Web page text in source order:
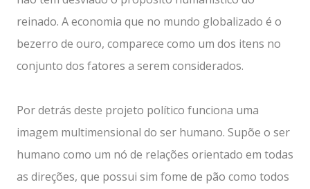
reinado. A economia que no mundo globalizado é o
bezerro de ouro, comparece como um dos itens no
conjunto dos fatores a serem considerados.
Por detrás deste projeto político funciona uma
imagem multimensional do ser humano. Supõe o ser
humano como um nó de relações orientado em todas
as direções, que possui sim fome de pão como todos